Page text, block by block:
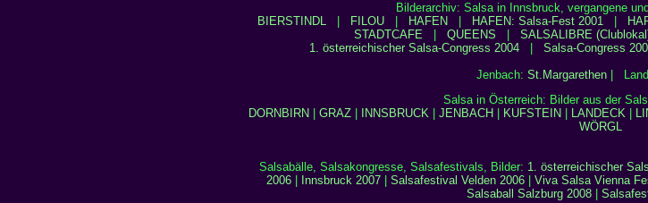
Bilderarchiv: Salsa in Innsbruck, vergangene
BIERSTINDL| FILOU| HAFEN HAFEN: Salsa-Fest 2001|
STADTCAFE| QUEENS SALSALIBRE
1. österreichischer Salsa-Congress 2004| Salsa-Congress
Jenbach: St.Margarethen |
Salsa in Österreich: Bilder aus der
DORNBIRN
GRAZ| INNSBRUCK| JENBACH KUFSTEIN LANDECK|
WÖRGL
Salsabälle, Salsakongresse, Salsafestivals, Bilder: 1. österreichischer
2006| Innsbruck 2007| Salsafestival Velden 2006| Viva Salsa Vienna
Salsaball Salzburg 2008|